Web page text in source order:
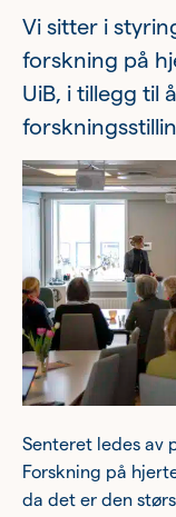
Nyhetsbrev
Om tilbudene
Kvinnehelse
Ung
Eldre
Om oss
Siste nytt
Våre ideelle
Vi sitter i
forskning på
UiB, i tillegg til
Senteret ledes av
Forskning på
da det er den